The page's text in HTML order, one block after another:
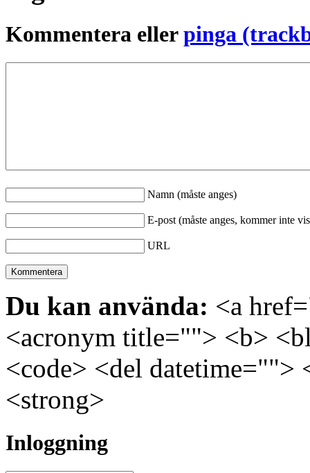
Kommentera ellerpinga
Namn (måste anges)
E-post (måste anges, kommer inte
URL
Du kan använda: <a
<acronym title=""> <b>
<code> <del
<strong>
Inloggning